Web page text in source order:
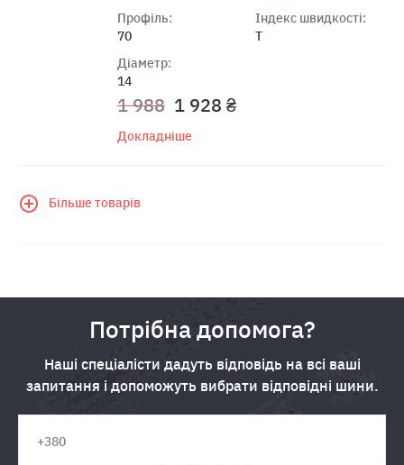
Профіль:
70
Діаметр:
14
Індекс швидкості:
T
1 988 1 928 ₴
Докладніше
Більше товарів
Потрібна допомога?
Наші спеціалісти дадуть відповідь на всі ваші
запитання і допоможуть вибрати відповідні шини.